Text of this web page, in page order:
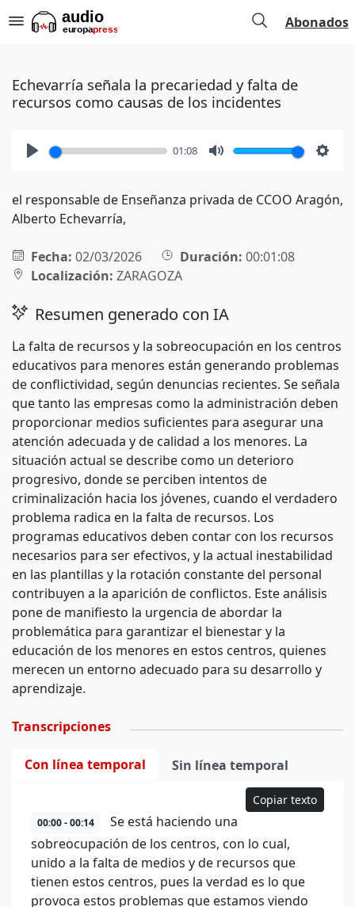
Abonados
Echevarría señala la precariedad y falta de
recursos como causas de los incidentes
01:08
el responsable de Enseñanza privada de CCOO Aragón,
Alberto Echevarría,
Fecha: 02/03/2026 Duración: 00:01:08
Localización: ZARAGOZA
Resumen generado con IA
La falta de recursos y la sobreocupación en los centros
educativos para menores están generando problemas
de conflictividad, según denuncias recientes. Se señala
que tanto las empresas como la administración deben
proporcionar medios suficientes para asegurar una
atención adecuada y de calidad a los menores. La
situación actual se describe como un deterioro
progresivo, donde se perciben intentos de
criminalización hacia los jóvenes, cuando el verdadero
problema radica en la falta de recursos. Los
programas educativos deben contar con los recursos
necesarios para ser efectivos, y la actual inestabilidad
en las plantillas y la rotación constante del personal
contribuyen a la aparición de conflictos. Este análisis
pone de manifiesto la urgencia de abordar la
problemática para garantizar el bienestar y la
educación de los menores en estos centros, quienes
merecen un entorno adecuado para su desarrollo y
aprendizaje.
Transcripciones
Con línea temporal Sin línea temporal
Copiar texto
00:00 - 00:14
Se está haciendo una
sobreocupación de los centros, con lo cual,
unido a la falta de medios y de recursos que
tienen estos centros, pues la verdad es lo que
provoca estos problemas que estamos viendo